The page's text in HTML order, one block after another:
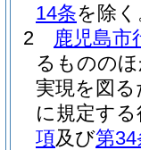
14条を除
2
鹿児島市
るものの
実現を図
に規定す
項及び第34